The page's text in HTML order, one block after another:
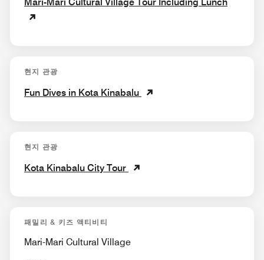
현지 관광
Fun Dives in Kota Kinabalu
현지 관광
Kota Kinabalu City Tour
패밀리 & 키즈 액티비티
Mari-Mari Cultural Village